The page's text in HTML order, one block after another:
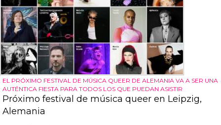
EL PRÓXIMO FESTIVAL DE MÚSICA QUEER DE ALEMANIA VA A SER UNA
AUTÉNTICA FIESTA PARA TODOS LOS QUE PUEDAN ASISTIR
Próximo festival de música queer en Leipzig,
Alemania